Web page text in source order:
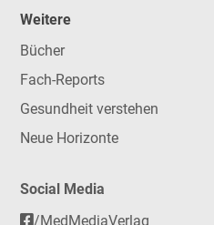
Weitere
Bücher
Fach-Reports
Gesundheit verstehen
Neue Horizonte
Social Media
/MedMediaVerlag